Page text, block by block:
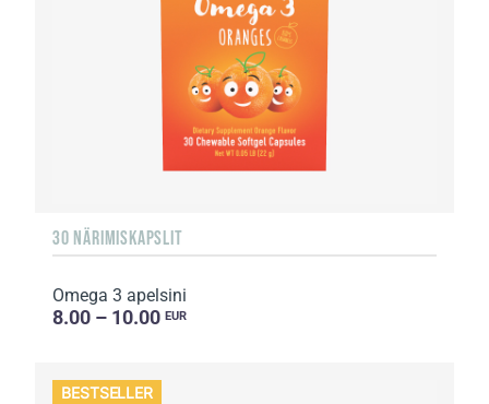
30 NÄRIMISKAPSLIT
Omega 3 apelsini
8.00 – 10.00 EUR
BESTSELLER